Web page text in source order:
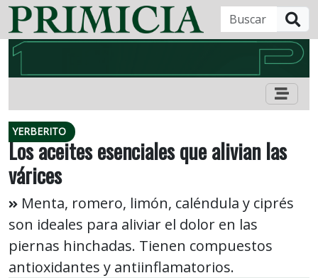
YERBERITO
Los aceites esenciales que alivian las
várices
Menta, romero, limón, caléndula y ciprés
son ideales para aliviar el dolor en las
piernas hinchadas. Tienen compuestos
antioxidantes y antiinflamatorios.